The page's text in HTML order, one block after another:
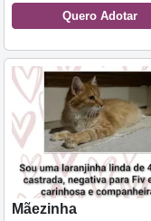
Quero Adotar
Mãezinha